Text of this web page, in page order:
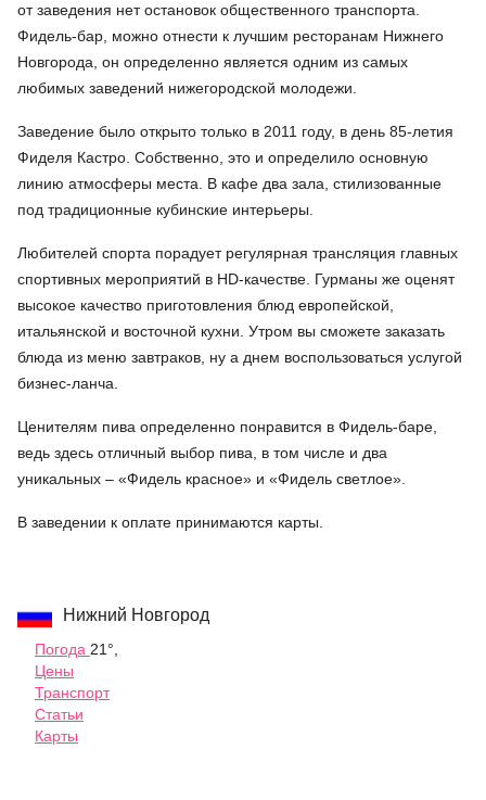
от заведения нет остановок общественного транспорта.
Фидель-бар, можно отнести к лучшим ресторанам Нижнего
Новгорода, он определенно является одним из самых
любимых заведений нижегородской молодежи.
Заведение было открыто только в 2011 году, в день 85-летия
Фиделя Кастро. Собственно, это и определило основную
линию атмосферы места. В кафе два зала, стилизованные
под традиционные кубинские интерьеры.
Любителей спорта порадует регулярная трансляция главных
спортивных мероприятий в HD-качестве. Гурманы же оценят
высокое качество приготовления блюд европейской,
итальянской и восточной кухни. Утром вы сможете заказать
блюда из меню завтраков, ну а днем воспользоваться услугой
бизнес-ланча.
Ценителям пива определенно понравится в Фидель-баре,
ведь здесь отличный выбор пива, в том числе и два
уникальных – «Фидель красное» и «Фидель светлое».
В заведении к оплате принимаются карты.
Нижний Новгород
Погода 21°,
Цены
Транспорт
Статьи
Карты